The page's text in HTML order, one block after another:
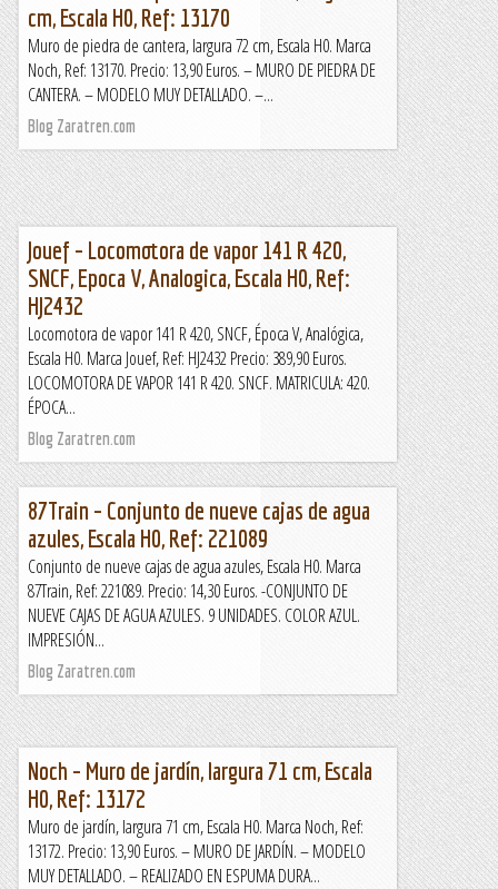
cm, Escala H0, Ref: 13170
Muro de piedra de cantera, largura 72 cm, Escala H0. Marca
Noch, Ref: 13170. Precio: 13,90 Euros. – MURO DE PIEDRA DE
CANTERA. – MODELO MUY DETALLADO. –...
Blog Zaratren.com
Jouef – Locomotora de vapor 141 R 420,
SNCF, Epoca V, Analogica, Escala H0, Ref:
HJ2432
Locomotora de vapor 141 R 420, SNCF, Época V, Analógica,
Escala H0. Marca Jouef, Ref: HJ2432 Precio: 389,90 Euros.
LOCOMOTORA DE VAPOR 141 R 420. SNCF. MATRICULA: 420.
ÉPOCA...
Blog Zaratren.com
87Train – Conjunto de nueve cajas de agua
azules, Escala H0, Ref: 221089
Conjunto de nueve cajas de agua azules, Escala H0. Marca
87Train, Ref: 221089. Precio: 14,30 Euros. -CONJUNTO DE
NUEVE CAJAS DE AGUA AZULES. 9 UNIDADES. COLOR AZUL.
IMPRESIÓN...
Blog Zaratren.com
Noch – Muro de jardín, largura 71 cm, Escala
H0, Ref: 13172
Muro de jardín, largura 71 cm, Escala H0. Marca Noch, Ref:
13172. Precio: 13,90 Euros. – MURO DE JARDÍN. – MODELO
MUY DETALLADO. – REALIZADO EN ESPUMA DURA...